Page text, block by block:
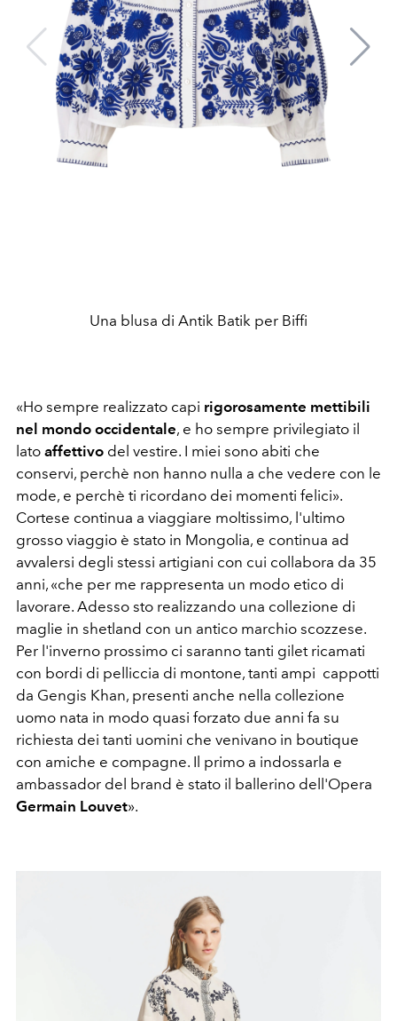
Una blusa di Antik Batik per Biffi
«Ho sempre realizzato capi rigorosamente mettibili
nel mondo occidentale, e ho sempre privilegiato il
lato affettivo del vestire. I miei sono abiti che
conservi, perchè non hanno nulla a che vedere con le
mode, e perchè ti ricordano dei momenti felici».
Cortese continua a viaggiare moltissimo, l'ultimo
grosso viaggio è stato in Mongolia, e continua ad
avvalersi degli stessi artigiani con cui collabora da 35
anni, «che per me rappresenta un modo etico di
lavorare. Adesso sto realizzando una collezione di
maglie in shetland con un antico marchio scozzese.
Per l'inverno prossimo ci saranno tanti gilet ricamati
con bordi di pelliccia di montone, tanti ampi cappotti
da Gengis Khan, presenti anche nella collezione
uomo nata in modo quasi forzato due anni fa su
richiesta dei tanti uomini che venivano in boutique
con amiche e compagne. Il primo a indossarla e
ambassador del brand è stato il ballerino dell'Opera
Germain Louvet».